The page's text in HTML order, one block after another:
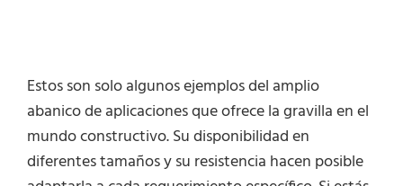
Estos son solo algunos ejemplos del amplio
abanico de aplicaciones que ofrece la gravilla en el
mundo constructivo. Su disponibilidad en
diferentes tamaños y su resistencia hacen posible